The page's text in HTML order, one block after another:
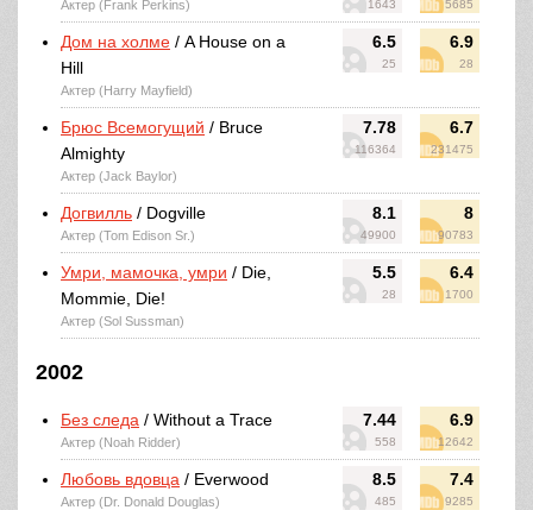
1643 5685
Актер (Frank Perkins)
6.5
25
6.9
28
Дом на холме / A House on a
Hill
Актер (Harry Mayfield)
7.78
116364
6.7
231475
Брюс Всемогущий / Bruce
Almighty
Актер (Jack Baylor)
8.1
49900
8
90783
Догвилль / Dogville
Актер (Tom Edison Sr.)
5.5
28
6.4
1700
Умри, мамочка, умри / Die,
Mommie, Die!
Актер (Sol Sussman)
2002
7.44
558
6.9
12642
Без следа / Without a Trace
Актер (Noah Ridder)
8.5
485
7.4
9285
Любовь вдовца / Everwood
Актер (Dr. Donald Douglas)